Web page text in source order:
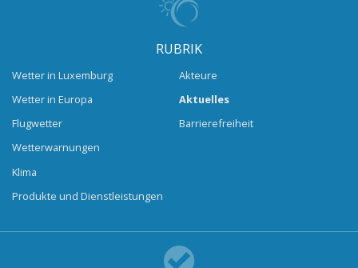
RUBRIK
Wetter in Luxemburg
Wetter in Europa
Flugwetter
Wetterwarnungen
Klima
Produkte und Dienstleistungen
Akteure
Aktuelles
Barrierefreiheit